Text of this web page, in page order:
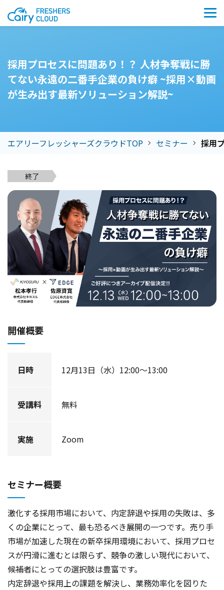
採用プロセスに問題あり！？ 人材争奪戦に勝
てない永遠の二番手企業の負け癖 ~採用×動画
が生み出す最新ソリューション解説~
エアリーフレッシャーズクラウドTOP セミナー 採用
開催概要
日時 12月13日（水）12:00～13:00
受講料 無料
実施 Zoom
セミナー概要
激化する採用市場において、内定辞退や採用の失敗は、多
くの企業にとって、最も恐るべき展開の一つです。売り手
市場が加速した現在の新卒採用環境において、採用プロセ
スが円滑に進むとは限らず、競争の激しい現代において、
候補者にとっての選択肢は豊富です。
内定辞退や採用上の課題を解決し、業務効率化を図りた